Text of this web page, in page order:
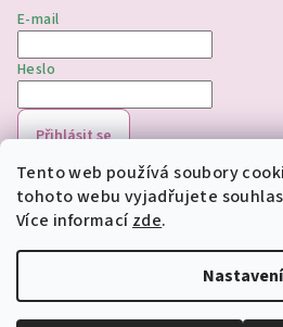
Tento web používá soubory
tohoto webu vyjadřujete
Více informacízde.
Nastavení
E-mail
Heslo
Přihlásit se
Nová registraceZapomenuté heslo
Copyright 2026
Upravit
Vytvořil